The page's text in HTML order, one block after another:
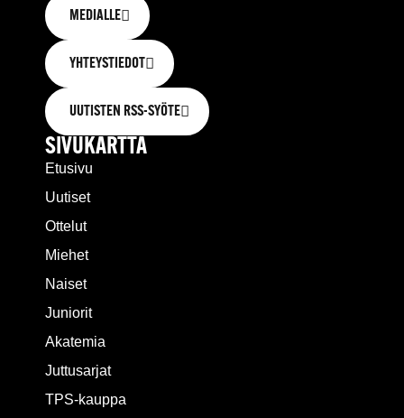
MEDIALLE
YHTEYSTIEDOT
UUTISTEN RSS-SYÖTE
SIVUKARTTA
Etusivu
Uutiset
Ottelut
Miehet
Naiset
Juniorit
Akatemia
Juttusarjat
TPS-kauppa